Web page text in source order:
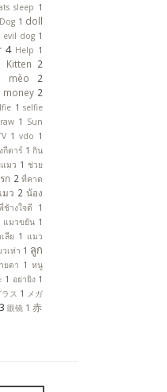
sleep 1
Dog 1 doll
evil dog 1
4 Help 1
Kitten 2
mèo 2
money 2
1 selfie
1 Sun
1 vdo 1
กีตาร์ 1 กิน
มว 1 ช่วย
ก 2 ที่คาด
มว 2 น้อง
ช้างใจดี
1
แมวขยัน 1
ลีย 1 แมว
เห่า 1 ลูก
ยตา 1 หนู
1 อย่ายิง 1
ス 1 メガ
3 眼镜 1 赤